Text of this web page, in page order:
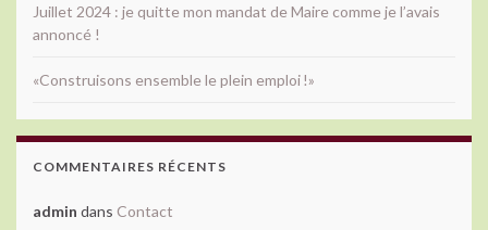
Juillet 2024 : je quitte mon mandat de Maire comme je l’avais
annoncé !
«Construisons ensemble le plein emploi !»
COMMENTAIRES RÉCENTS
admin dans Contact